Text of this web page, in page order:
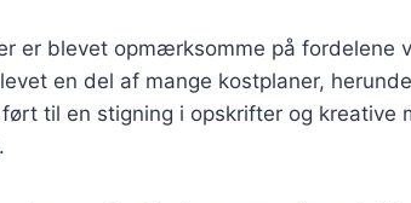
er blevet opmærksomme på fordelene
en del af mange kostplaner,
til en stigning i opskrifter og kreative